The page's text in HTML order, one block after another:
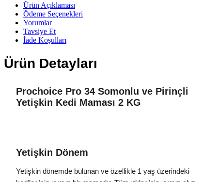
Ürün Açıklaması
Ödeme Seçenekleri
Yorumlar
Tavsiye Et
İade Koşulları
Ürün Detayları
Prochoice Pro 34 Somonlu ve Pirinçli
Yetişkin Kedi Maması 2 KG
Yetişkin Dönem
Yetişkin dönemde bulunan ve özellikle 1 yaş üzerindeki